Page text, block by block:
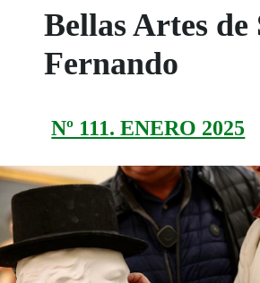
Bellas Artes de
Fernando
Nº 111. ENERO 2025